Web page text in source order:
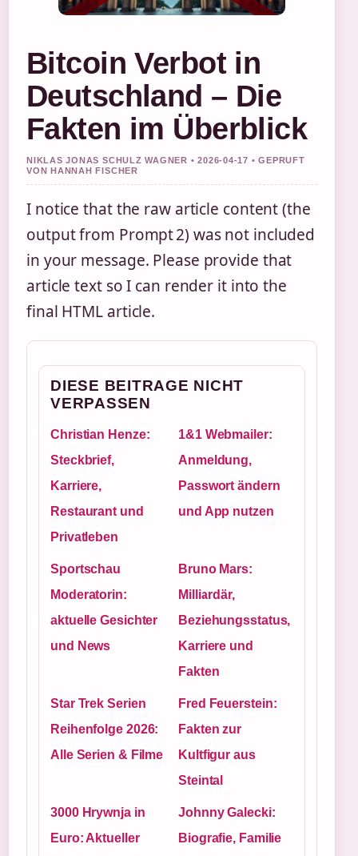
Bitcoin Verbot in
Deutschland – Die
Fakten im Überblick
NIKLAS JONAS SCHULZ WAGNER • 2026-04-17 • GEPRUFT
VON HANNAH FISCHER
I notice that the raw article content (the
output from Prompt 2) was not included
in your message. Please provide that
article text so I can render it into the
final HTML article.
DIESE BEITRAGE NICHT
VERPASSEN
Christian Henze:
Steckbrief,
Karriere,
Restaurant und
Privatleben
1&1 Webmailer:
Anmeldung,
Passwort ändern
und App nutzen
Sportschau
Moderatorin:
aktuelle Gesichter
und News
Bruno Mars:
Milliardär,
Beziehungsstatus,
Karriere und
Fakten
Star Trek Serien
Reihenfolge 2026:
Alle Serien & Filme
Fred Feuerstein:
Fakten zur
Kultfigur aus
Steintal
3000 Hrywnja in
Euro: Aktueller
Johnny Galecki:
Biografie, Familie